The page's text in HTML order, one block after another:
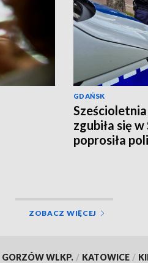
GDAŃSK
zgubiła się
poprosiła
ZOBACZ WIĘCEJ
GORZÓW WLKP. / KATOWICE /